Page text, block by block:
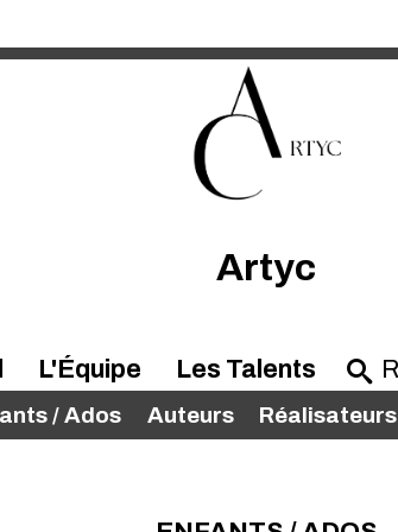
Artyc
L'Équipe Les Talents
/ Ados Auteurs Réalisateurs